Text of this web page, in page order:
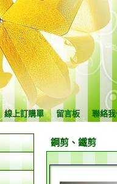
線上訂購單 留言板 聯絡
鋼剪、鐵剪